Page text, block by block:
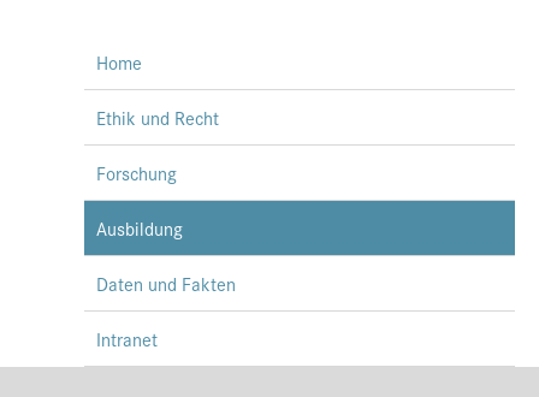
Home
Ethik und Recht
Forschung
Ausbildung
Daten und Fakten
Intranet